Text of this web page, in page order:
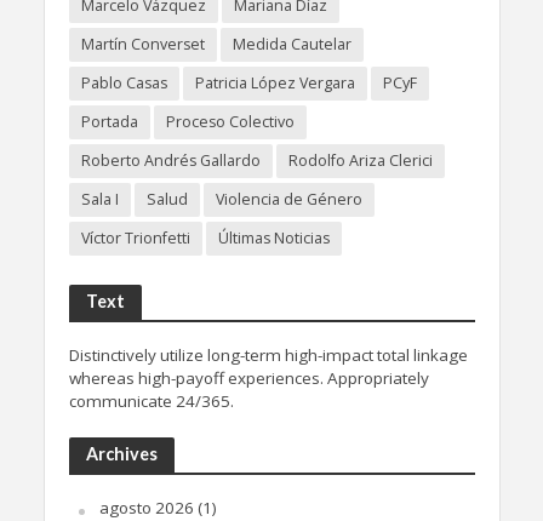
Marcelo Vázquez
Mariana Díaz
Martín Converset
Medida Cautelar
Pablo Casas
Patricia López Vergara
PCyF
Portada
Proceso Colectivo
Roberto Andrés Gallardo
Rodolfo Ariza Clerici
Sala I
Salud
Violencia de Género
Víctor Trionfetti
Últimas Noticias
Text
Distinctively utilize long-term high-impact total linkage
whereas high-payoff experiences. Appropriately
communicate 24/365.
Archives
agosto 2026 (1)